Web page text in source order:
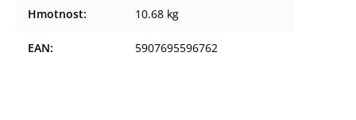
Hmotnost: 10.68 kg
EAN: 5907695596762